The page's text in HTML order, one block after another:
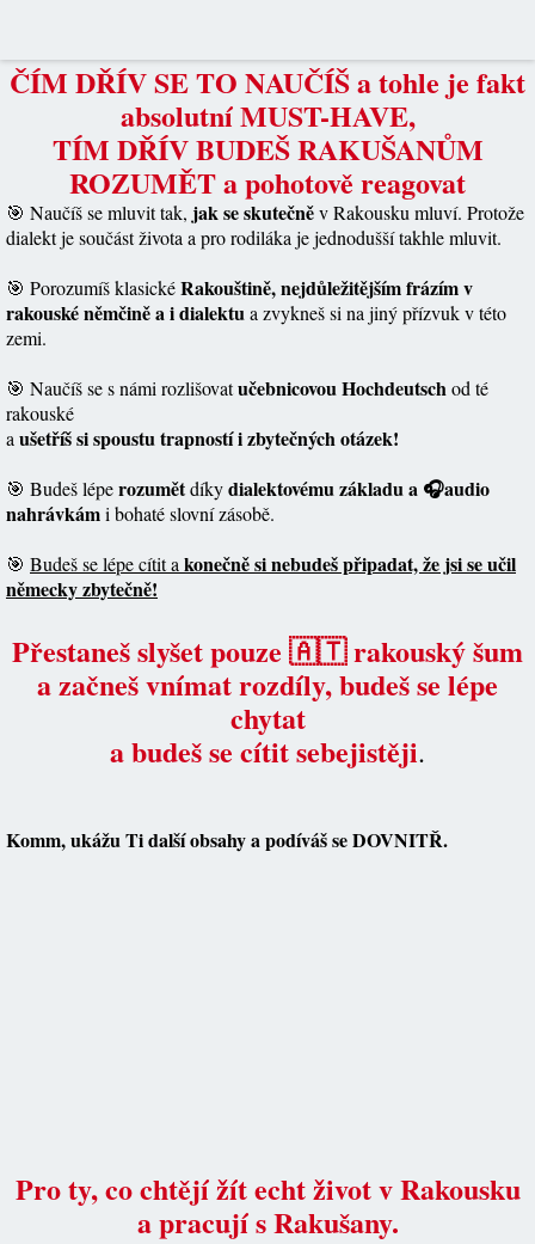
ČÍM DŘÍV SE TO NAUČÍŠ a tohle je fakt
absolutní MUST-HAVE,
TÍM DŘÍV BUDEŠ RAKUŠANŮM
ROZUMĚT a pohotově reagovat
🎯 Naučíš se mluvit tak, jak se skutečněv Rakousku mluví. Protože
dialekt je součást života a pro rodiláka je jednodušší takhle mluvit.
🎯 Porozumíš klasickéRakouštině, nejdůležitějším frázím v
rakouské němčině a i dialektua zvykneš si na jiný přízvuk v této
zemi.
🎯 Naučíš se s námi rozlišovatučebnicovou Hochdeutschod té
rakouské
a ušetříš si spoustu trapností i zbytečných otázek!
🎯 Budeš léperozumětdíkydialektovému základu a 🎧audio
nahrávkámi bohaté slovní zásobě.
🎯 Budeš se lépe cítit a konečně si nebudeš připadat, že jsi se učil
německy zbytečně!
Přestaneš slyšet pouze 🇦🇹 rakouský šum
a začneš vnímat rozdíly, budeš se lépe
chytat
a budeš se cítit sebejistěji.
Komm, ukážu Ti další obsahy a podíváš se DOVNITŘ.
Pro ty, co chtějí žít echt život v Rakousku
a pracují s Rakušany.